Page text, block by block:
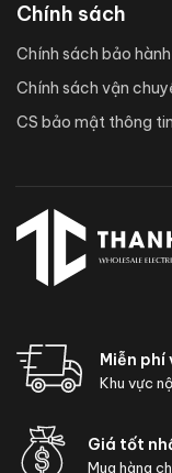
Chính sách
Chính sách bảo hành
Chính sách vận
CS bảo mật thông tin
Miễn phí
Khu vực
Giá tốt
Mua hàng